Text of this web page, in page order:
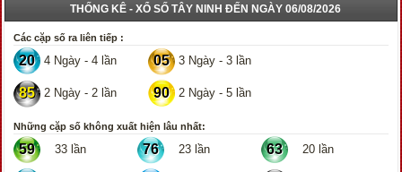
THỐNG KÊ - XỔ SỐ TÂY NINH ĐẾN NGÀY 06/08/2026
Các cặp số ra liên tiếp :
20 4 Ngày - 4 lần 05 3 Ngày - 3 lần
85 2 Ngày - 2 lần 90 2 Ngày - 5 lần
Những cặp số không xuất hiện lâu nhất:
59 33 lần 76 23 lần 63 20 lần